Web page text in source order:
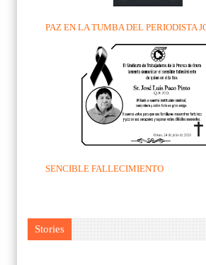
PAZ EN LA TUMBA DEL PERIODISTA
SENCIBLE FALLECIMIENTO
Stories